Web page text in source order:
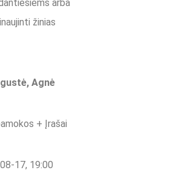
arba
žinias
Agnė
+ Įrašai
17, 19:00